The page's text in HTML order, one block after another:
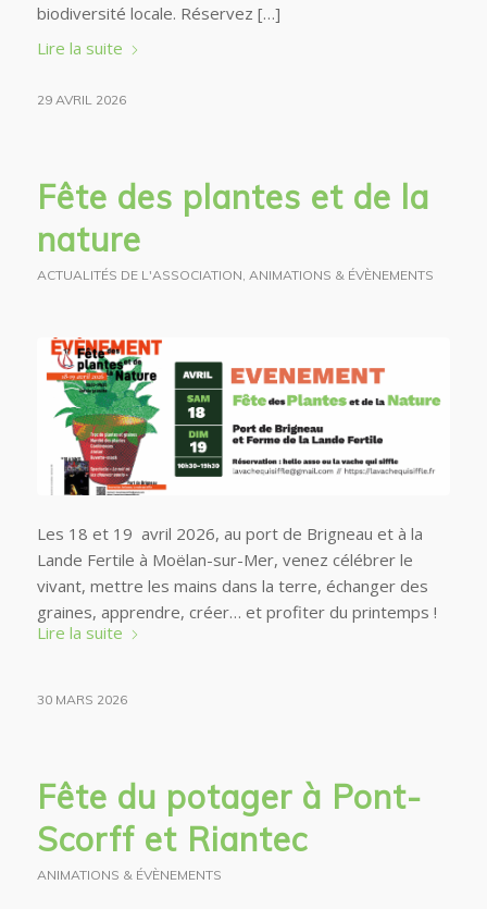
biodiversité locale. Réservez […]
Lire la suite
29 AVRIL 2026
Fête des plantes et de la
nature
ACTUALITÉS DE L'ASSOCIATION, ANIMATIONS & ÉVÈNEMENTS
Les 18 et 19 avril 2026, au port de Brigneau et à la
Lande Fertile à Moëlan-sur-Mer, venez célébrer le
vivant, mettre les mains dans la terre, échanger des
graines, apprendre, créer… et profiter du printemps !
Lire la suite
30 MARS 2026
Fête du potager à Pont-
Scorff et Riantec
ANIMATIONS & ÉVÈNEMENTS